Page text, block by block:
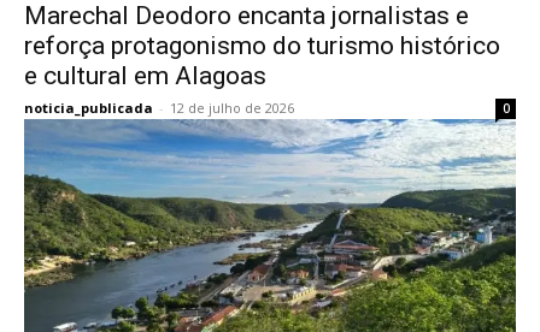
Marechal Deodoro encanta jornalistas e
reforça protagonismo do turismo histórico
e cultural em Alagoas
noticia_publicada - 12 de julho de 2026 0